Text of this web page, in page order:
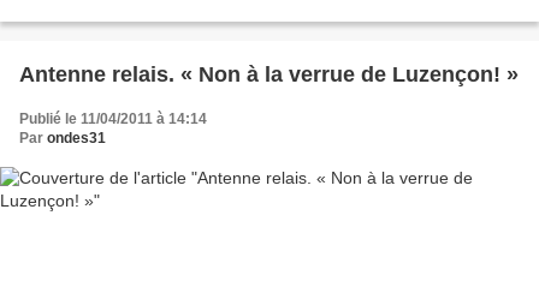
Antenne relais. « Non à la verrue de Luzençon! »
Publié le 11/04/2011 à 14:14
Par ondes31